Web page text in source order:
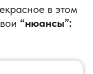
в этом
“нюансы”: